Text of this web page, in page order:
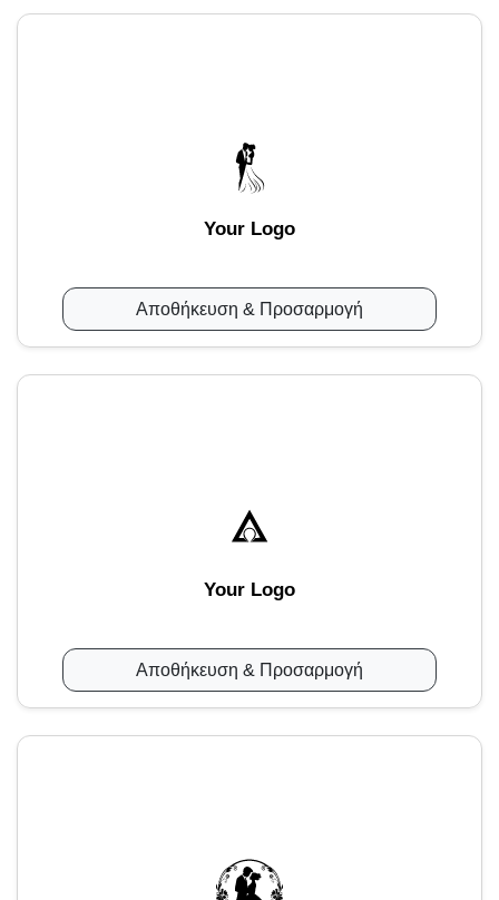
Your Logo
Αποθήκευση & Προσαρμογή
Your Logo
Αποθήκευση & Προσαρμογή